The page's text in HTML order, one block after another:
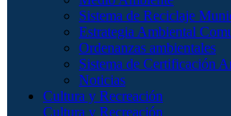
Sistema de Reciclaje
Estrategia Ambiental
Ordenanzas ambientales
Sistema de Certificación
Noticias
Cultura y Recreación
Cultura y Recreación